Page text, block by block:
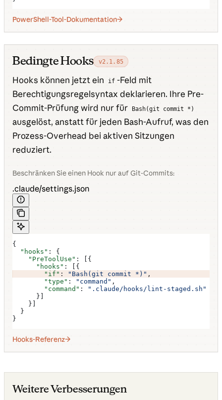
PowerShell-Tool-Dokumentation
Bedingte Hooks v2.1.85
Hooks können jetzt ein if -Feld mit
Berechtigungsregelsyntax deklarieren. Ihre Pre-
Commit-Prüfung wird nur für
Bash(git commit *)
ausgelöst, anstatt für jeden Bash-Aufruf, was den
Prozess-Overhead bei aktiven Sitzungen
reduziert.
Beschränken Sie einen Hook nur auf Git-Commits:
.claude/settings.json
{
  "hooks"
: {
    "PreToolUse"
: [{
      "hooks"
: [{
        "if"
: "Bash(git commit *)" ,
        "type"
: "command" ,
        "command"
:
".claude/hooks/lint-staged.sh"
      }]
    }]
  }
}
Hooks-Referenz
Weitere Verbesserungen